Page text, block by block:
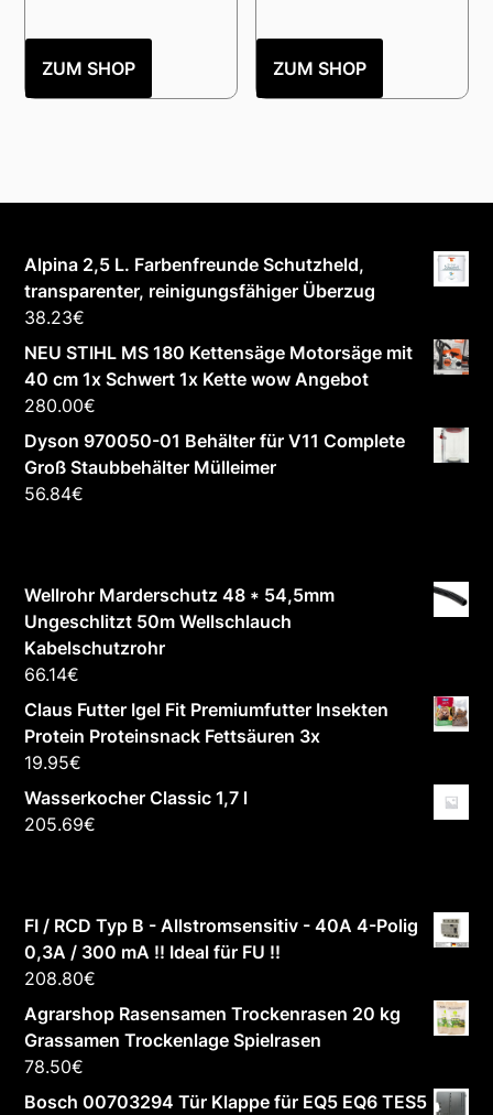
ZUM SHOP ZUM SHOP
Alpina 2,5 L. Farbenfreunde Schutzheld,
transparenter, reinigungsfähiger Überzug
38.23€
NEU STIHL MS 180 Kettensäge Motorsäge mit
40 cm 1x Schwert 1x Kette wow Angebot
280.00€
Dyson 970050-01 Behälter für V11 Complete
Groß Staubbehälter Mülleimer
56.84€
Wellrohr Marderschutz 48 * 54,5mm
Ungeschlitzt 50m Wellschlauch
Kabelschutzrohr
66.14€
Claus Futter Igel Fit Premiumfutter Insekten
Protein Proteinsnack Fettsäuren 3x
19.95€
Wasserkocher Classic 1,7 l
205.69€
FI / RCD Typ B - Allstromsensitiv - 40A 4-Polig
0,3A / 300 mA !! Ideal für FU !!
208.80€
Agrarshop Rasensamen Trockenrasen 20 kg
Grassamen Trockenlage Spielrasen
78.50€
Bosch 00703294 Tür Klappe für EQ5 EQ6 TES5